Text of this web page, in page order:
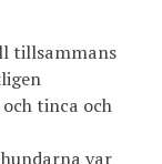
tillsammans
tinca och
var